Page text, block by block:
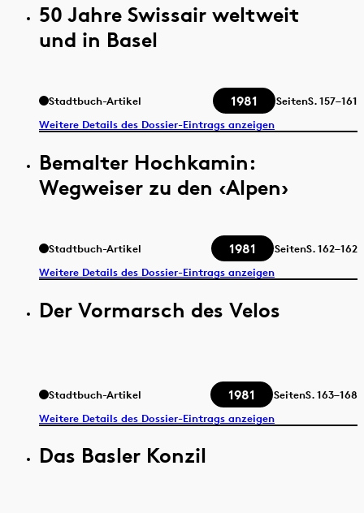
50 Jahre Swissair weltweit
und in Basel
Stadtbuch-Artikel 1981 SeitenS.157–161
Weitere Details des Dossier-Eintrags anzeigen
Bemalter Hochkamin:
Wegweiser zu den ‹Alpen›
Stadtbuch-Artikel 1981 SeitenS.162–162
Weitere Details des Dossier-Eintrags anzeigen
Der Vormarsch des Velos
Stadtbuch-Artikel 1981 SeitenS.163–168
Weitere Details des Dossier-Eintrags anzeigen
Das Basler Konzil